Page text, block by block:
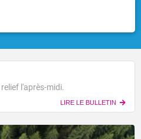
l'après-midi.
LIRE LE BULLETIN